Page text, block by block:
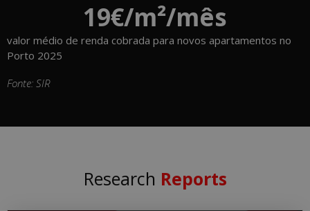
valor médio de renda cobrada para novos apartamentos no
Porto 2025
19€/m²/mês
Fonte: SIR
Research Reports